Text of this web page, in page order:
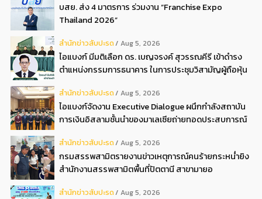
บสย. ส่ง 4 มาตรการ ร่วมงาน “Franchise Expo
Thailand 2026”
สํานักข่าวสับปะรด Aug 5, 2026
ไอแบงก์ มีมติเลือก ดร. เบญจรงค์ สุวรรณคีรี เข้าดำรง
ตำแหน่งกรรมการธนาคาร ในการประชุมวิสามัญผู้ถือหุ้น
สํานักข่าวสับปะรด Aug 5, 2026
ไอแบงก์จัดงาน Executive Dialogue ผนึกกำลังสถาบัน
การเงินอิสลามชั้นนำของมาเลเซียถ่ายทอดประสบการณ์
อิสลามแห่งอนาคต
สํานักข่าวสับปะรด Aug 5, 2026
กรมสรรพสามิตรายงานข่าวเหตุการณ์คนร้ายกระหน่ำยิง
สำนักงานสรรพสามิตพื้นที่ปัตตานี สาขามายอ
สํานักข่าวสับปะรด Aug 5, 2026